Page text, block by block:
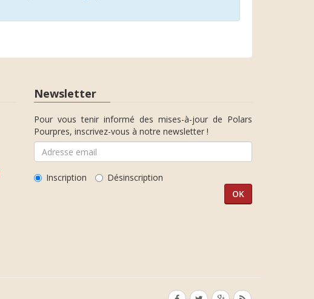
Newsletter
Pour vous tenir informé des mises-à-jour de Polars
Pourpres, inscrivez-vous à notre newsletter !
Inscription Désinscription